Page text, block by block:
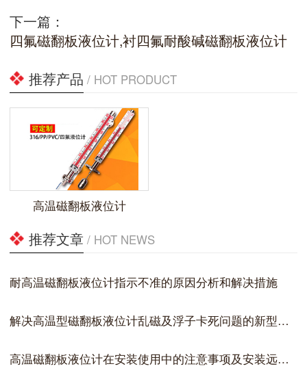
下一篇：
四氟磁翻板液位计,衬四氟耐酸碱磁翻板液位计
推荐产品 / HOT PRODUCT
高温磁翻板液位计
推荐文章 / HOT NEWS
耐高温磁翻板液位计指示不准的原因分析和解决措施
解决高温型磁翻板液位计乱磁及浮子卡死问题的新型设计安装
高温磁翻板液位计在安装使用中的注意事项及安装远传的接线方式